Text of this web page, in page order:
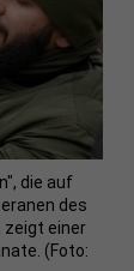
die auf
des
zeigt einer
(Foto: